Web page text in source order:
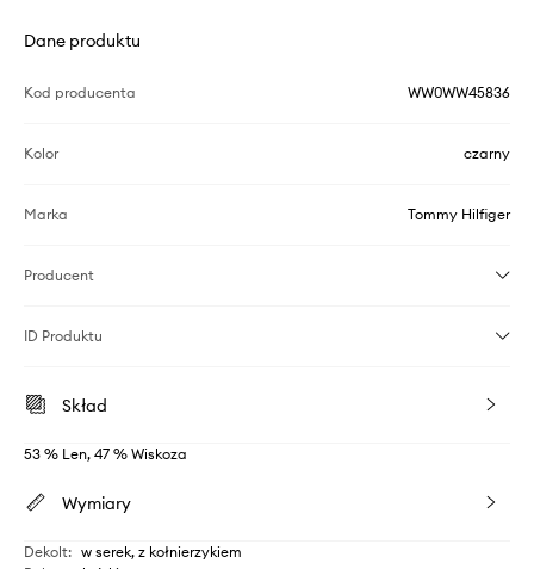
Dane produktu
Kod producenta WW0WW45836
Kolor czarny
Marka Tommy Hilfiger
Producent
ID Produktu
Skład
53 % Len, 47 % Wiskoza
Wymiary
Dekolt: w serek, z kołnierzykiem